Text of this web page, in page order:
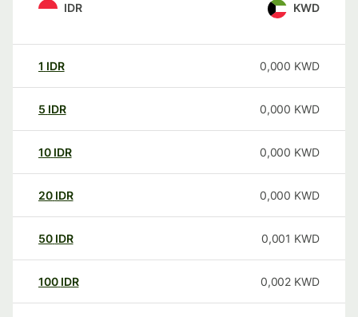
IDR KWD
1 IDR 0,000 KWD
5 IDR 0,000 KWD
10 IDR 0,000 KWD
20 IDR 0,000 KWD
50 IDR 0,001 KWD
100 IDR 0,002 KWD